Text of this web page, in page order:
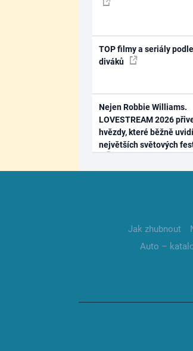
TOP filmy a seriály
diváků
Nejen Robbie Williams.
LOVESTREAM 2026
hvězdy, které běžně
největších světových
Jak zhubnout
Auto –